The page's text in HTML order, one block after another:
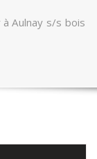
Aulnay s/s bois